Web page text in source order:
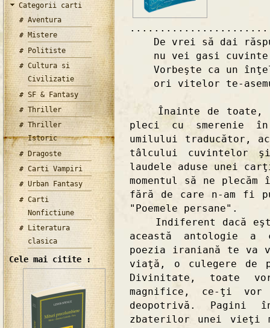
Categorii carti
Aventura
Mistere
Politiste
Cultura si
Civilizatie
SF & Fantasy
Thriller
Thriller
Istoric
Dragoste
Carti Vampiri
Urban Fantasy
Carti
Nonfictiune
Literatura
clasica
Cele mai citite :
De vrei să dai
nu vei gasi
Vorbeşte ca un
ori vitelor te-
Înainte de toate,
pleci cu smerenie
umilului traducător,
tâlcului cuvintelor
laudele aduse unei
momentul să ne
fără de care n-am fi
"Poemele persane".
Indiferent dacă eşti
această antologie
poezia iraniană te va
viaţă, o culegere de
Divinitate, toate
magnifice, ce-ţi
deopotrivă. Pagini
zbaterilor unei vieţi